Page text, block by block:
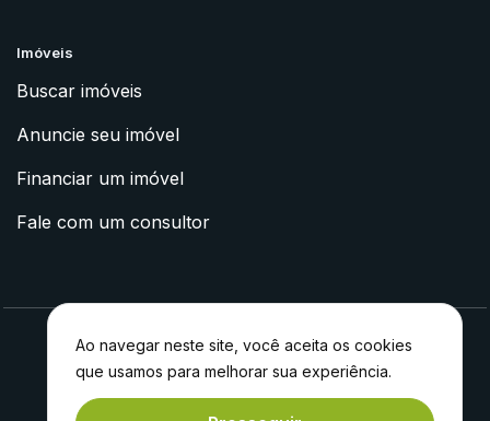
Imóveis
Buscar imóveis
Anuncie seu imóvel
Financiar um imóvel
Fale com um consultor
2023 © Apoyo Imóveis
Ao navegar neste site, você aceita os cookies
que usamos para melhorar sua experiência.